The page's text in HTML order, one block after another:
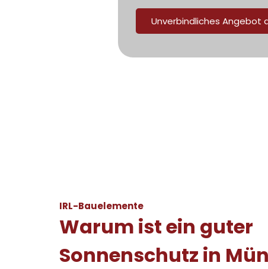
Unverbindliches Angebot
IRL-Bauelemente
Warum ist ein guter
Sonnenschutz in